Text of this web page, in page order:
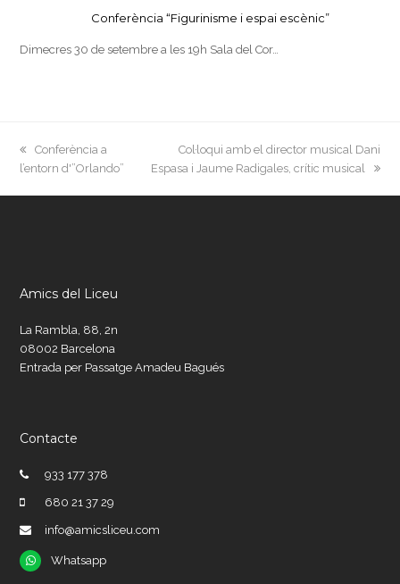
Conferència “Figurinisme i espai escènic”
Dimecres 30 de setembre a les 19h Sala del Cor…
previous
post:
Conferència a
l’entorn d'”Orlando”
next
post:
Col·loqui amb el director musical Dani
Espasa i Jaume Radigales, crític musical
Amics del Liceu
La Rambla, 88, 2n
08002 Barcelona
Entrada per Passatge Amadeu Bagués
Contacte
933 177 378
680 21 37 29
info@amicsliceu.com
Whatsapp
Whatsapp